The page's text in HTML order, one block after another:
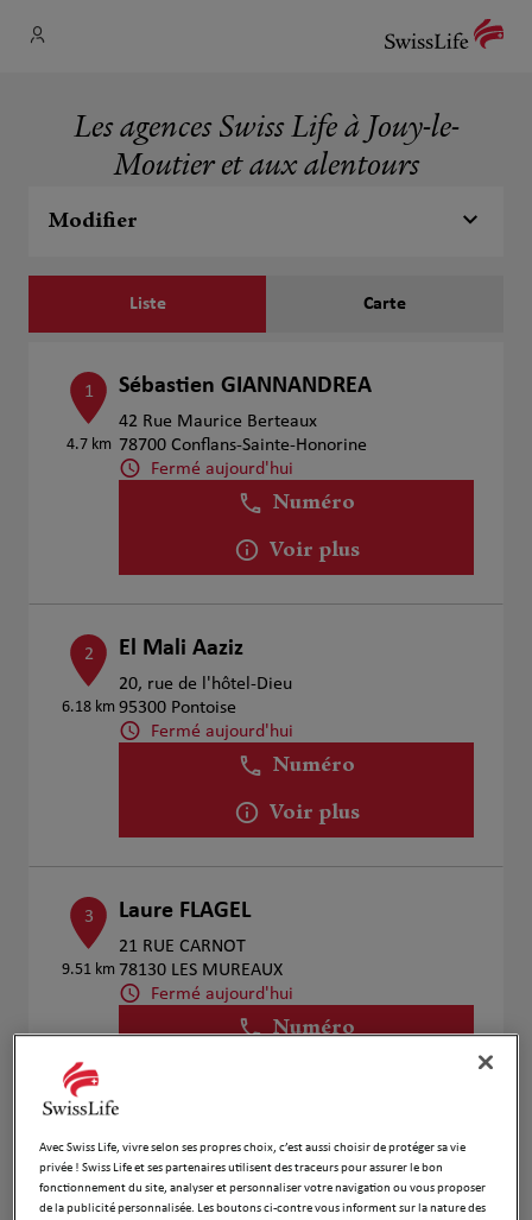
Les agences Swiss Life à Jouy-le-
Moutier et aux alentours
Modifier
Liste Carte
1
4.7 km
Sébastien GIANNANDREA
42 Rue Maurice Berteaux
78700 Conflans-Sainte-Honorine
Fermé aujourd'hui
Numéro
Voir plus
2
6.18 km
El Mali Aaziz
20, rue de l'hôtel-Dieu
95300 Pontoise
Fermé aujourd'hui
Numéro
Voir plus
3
9.51 km
Laure FLAGEL
21 RUE CARNOT
78130 LES MUREAUX
Fermé aujourd'hui
Numéro
Fabrice Besnard
65 Avenue De La Republique
Avec Swiss Life, vivre selon ses propres choix, c’est aussi choisir de protéger sa vie
privée ! Swiss Life et ses partenaires utilisent des traceurs pour assurer le bon
fonctionnement du site, analyser et personnaliser votre navigation ou vous proposer
de la publicité personnalisée. Les boutons ci-contre vous informent sur la nature des